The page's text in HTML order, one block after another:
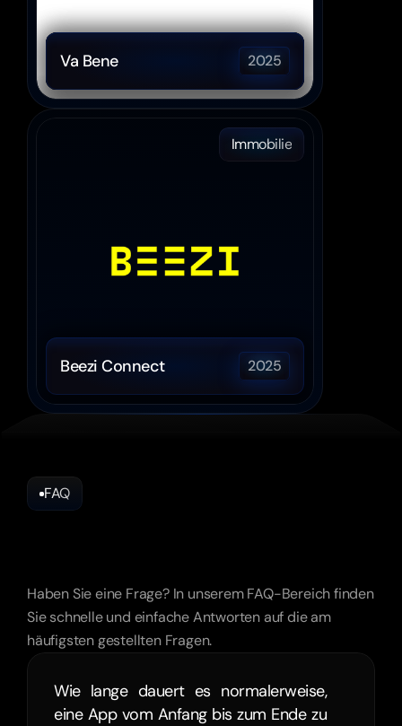
Va Bene 2025
Beezi Connect 2025
Immobilie
FAQ
Haben Sie eine Frage? In unserem FAQ-Bereich finden
Sie schnelle und einfache Antworten auf die am
häufigsten gestellten Fragen.
Wie lange dauert es normalerweise,
eine App vom Anfang bis zum Ende zu